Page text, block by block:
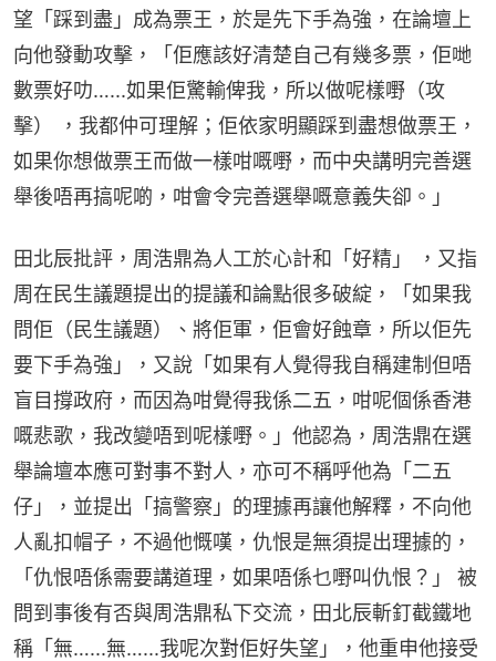
望「踩到盡」成為票王，於是先下手為強，在論壇上
向他發動攻擊，「佢應該好清楚自己有幾多票，佢哋
數票好叻…...如果佢驚輸俾我，所以做呢樣嘢（攻
擊） ，我都仲可理解；佢依家明顯踩到盡想做票王，
如果你想做票王而做一樣咁嘅嘢，而中央講明完善選
舉後唔再搞呢啲，咁會令完善選舉嘅意義失卻。」
田北辰批評，周浩鼎為人工於心計和「好精」 ，又指
周在民生議題提出的提議和論點很多破綻，「如果我
問佢（民生議題）、將佢軍，佢會好蝕章，所以佢先
要下手為強」，又說「如果有人覺得我自稱建制但唔
盲目撐政府，而因為咁覺得我係二五，咁呢個係香港
嘅悲歌，我改變唔到呢樣嘢。」他認為，周浩鼎在選
舉論壇本應可對事不對人，亦可不稱呼他為「二五
仔」，並提出「搞警察」的理據再讓他解釋，不向他
人亂扣帽子，不過他慨嘆，仇恨是無須提出理據的，
「仇恨唔係需要講道理，如果唔係乜嘢叫仇恨？」 被
問到事後有否與周浩鼎私下交流，田北辰斬釘截鐵地
稱「無…...無…...我呢次對佢好失望」，他重申他接受